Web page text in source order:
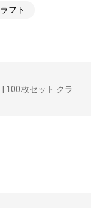
フト
100枚セット クラ